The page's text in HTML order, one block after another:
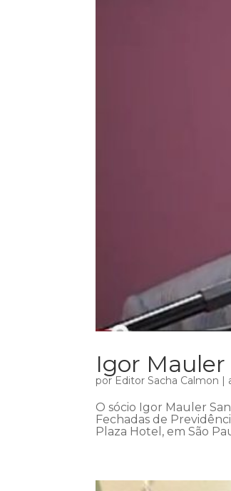
Igor
por Editor Sacha Calmon
O sócio Igor Mauler
Fechadas de
Plaza Hotel, em São